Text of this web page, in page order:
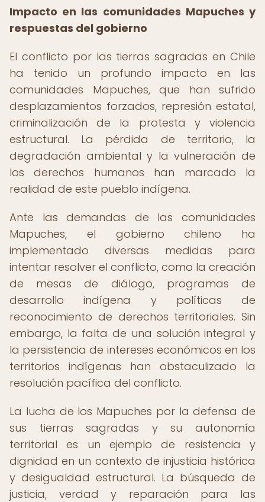
Impacto en las comunidades Mapuches y
respuestas del gobierno
El conflicto por las tierras sagradas en Chile
ha tenido un profundo impacto en las
comunidades Mapuches, que han sufrido
desplazamientos forzados, represión estatal,
criminalización de la protesta y violencia
estructural. La pérdida de territorio, la
degradación ambiental y la vulneración de
los derechos humanos han marcado la
realidad de este pueblo indígena.
Ante las demandas de las comunidades
Mapuches, el gobierno chileno ha
implementado diversas medidas para
intentar resolver el conflicto, como la creación
de mesas de diálogo, programas de
desarrollo indígena y políticas de
reconocimiento de derechos territoriales. Sin
embargo, la falta de una solución integral y
la persistencia de intereses económicos en los
territorios indígenas han obstaculizado la
resolución pacífica del conflicto.
La lucha de los Mapuches por la defensa de
sus tierras sagradas y su autonomía
territorial es un ejemplo de resistencia y
dignidad en un contexto de injusticia histórica
y desigualdad estructural. La búsqueda de
justicia, verdad y reparación para las